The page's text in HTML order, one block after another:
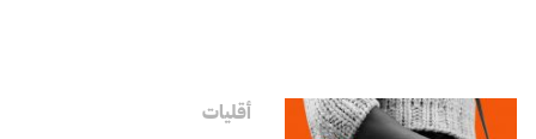
أقليات